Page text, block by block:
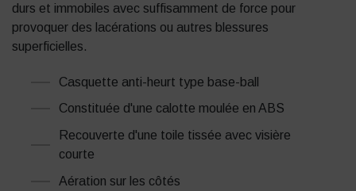
durs et immobiles avec suffisamment de force pour
provoquer des lacérations ou autres blessures
superficielles.
Casquette anti-heurt type base-ball
Constituée d'une calotte moulée en ABS
Recouverte d'une toile tissée avec visière
courte
Aération sur les côtés